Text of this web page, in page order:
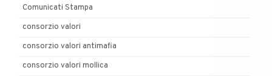
Comunicati Stampa
consorzio valori
consorzio valori antimafia
consorzio valori mollica